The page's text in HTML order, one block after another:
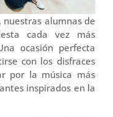
alumnas de
cada vez más
ocasión perfecta
con los disfraces
por la música más
inspirados en la